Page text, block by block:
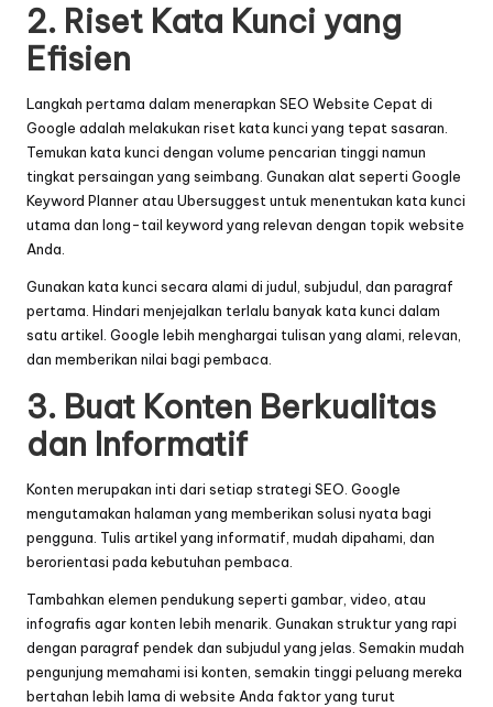
2. Riset Kata Kunci yang
Efisien
Langkah pertama dalam menerapkan SEO Website Cepat di
Google adalah melakukan riset kata kunci yang tepat sasaran.
Temukan kata kunci dengan volume pencarian tinggi namun
tingkat persaingan yang seimbang. Gunakan alat seperti Google
Keyword Planner atau Ubersuggest untuk menentukan kata kunci
utama dan long-tail keyword yang relevan dengan topik website
Anda.
Gunakan kata kunci secara alami di judul, subjudul, dan paragraf
pertama. Hindari menjejalkan terlalu banyak kata kunci dalam
satu artikel. Google lebih menghargai tulisan yang alami, relevan,
dan memberikan nilai bagi pembaca.
3. Buat Konten Berkualitas
dan Informatif
Konten merupakan inti dari setiap strategi SEO. Google
mengutamakan halaman yang memberikan solusi nyata bagi
pengguna. Tulis artikel yang informatif, mudah dipahami, dan
berorientasi pada kebutuhan pembaca.
Tambahkan elemen pendukung seperti gambar, video, atau
infografis agar konten lebih menarik. Gunakan struktur yang rapi
dengan paragraf pendek dan subjudul yang jelas. Semakin mudah
pengunjung memahami isi konten, semakin tinggi peluang mereka
bertahan lebih lama di website Anda faktor yang turut